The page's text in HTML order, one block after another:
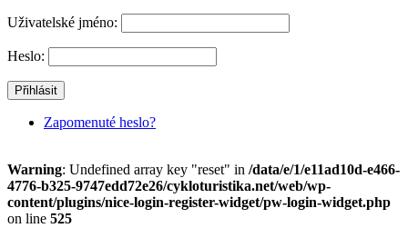
Uživatelské jméno:
Heslo:
Zapomenuté heslo?
Warning: Undefined array key "reset" in /data/e/1/e11ad10d-e466-
4776-b325-9747edd72e26/cykloturistika.net/web/wp-
content/plugins/nice-login-register-widget/pw-login-widget.php
on line 525